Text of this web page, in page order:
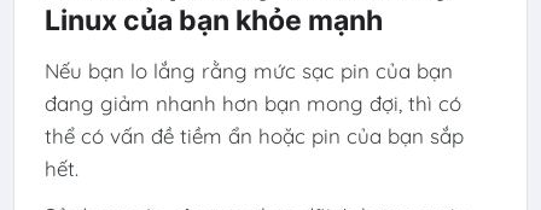
Linux của bạn khỏe mạnh
Nếu bạn lo lắng rằng mức sạc pin của bạn
đang giảm nhanh hơn bạn mong đợi, thì có
thể có vấn đề tiềm ẩn hoặc pin của bạn sắp
hết.